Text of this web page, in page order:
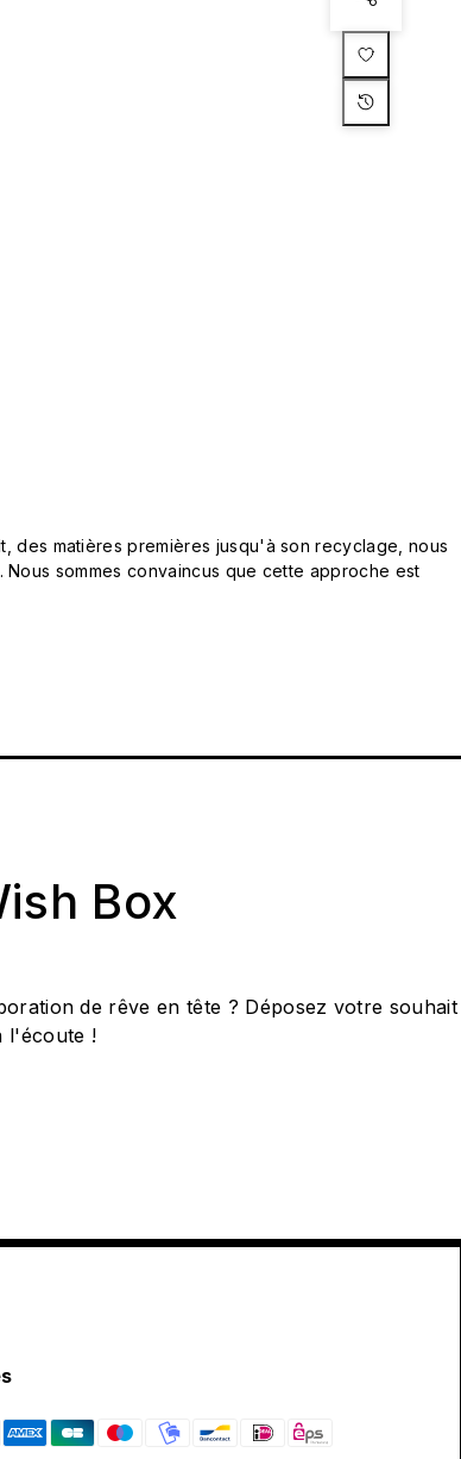
des matières premières jusqu'à son recyclage, nous
sommes convaincus que cette approche est
Box
de rêve en tête ? Déposez votre souhait
l'écoute !